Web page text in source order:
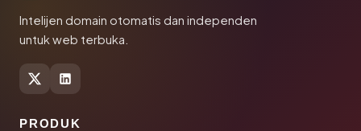
Intelijen domain otomatis dan independen
untuk web terbuka.
PRODUK